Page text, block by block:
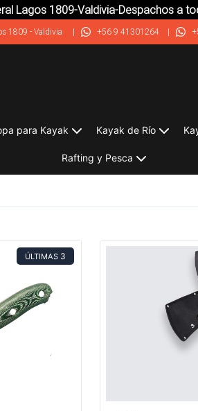
Lagos 1809-Valdivia-Despachos a
1809 - Valdivia | +56 9 41301264 |
para Kayak Kayak de Río
Rafting y Pesca
ÚLTIMAS 3